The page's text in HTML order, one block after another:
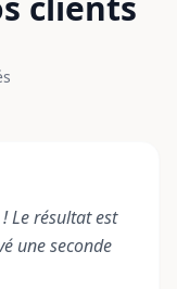
Le résultat est
une seconde